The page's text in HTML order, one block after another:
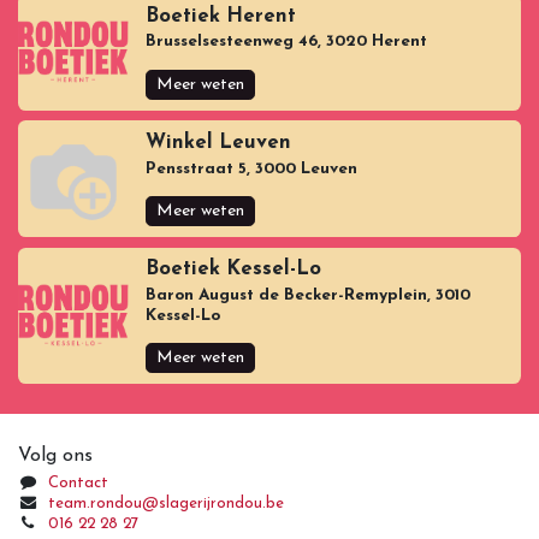
Boetiek Herent
Brusselsesteenweg 46, 3020 Herent
Meer weten
Winkel Leuven
Pensstraat 5, 3000 Leuven
Meer weten
Boetiek Kessel-Lo
Baron August de Becker-Remyplein, 3010
Kessel-Lo
Meer weten
Volg ons
Contact
team.rondou@slagerijrondou.be
016 22 28 27